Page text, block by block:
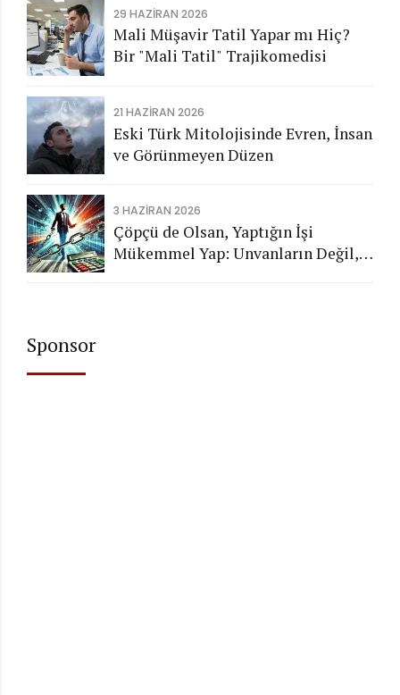
29 HAZIRAN 2026
Mali Müşavir Tatil Yapar mı Hiç?
Bir "Mali Tatil" Trajikomedisi
21 HAZIRAN 2026
Eski Türk Mitolojisinde Evren, İnsan
ve Görünmeyen Düzen
3 HAZIRAN 2026
Çöpçü de Olsan, Yaptığın İşi
Mükemmel Yap: Unvanların Değil,
Sponsor